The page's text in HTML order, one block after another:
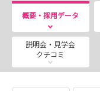
概要・採用データ
説明会・見学会
クチコミ